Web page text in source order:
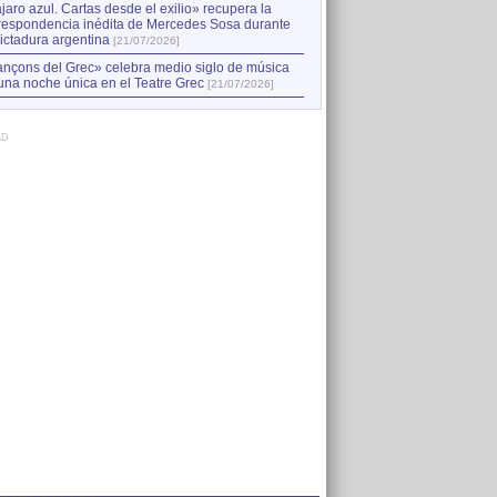
azul. Cartas desde el exilio» recupera la
inédita de Mercedes Sosa durante
argentina [21/07/2026]
del Grec» celebra medio siglo de música
noche única en el Teatre Grec [21/07/2026]